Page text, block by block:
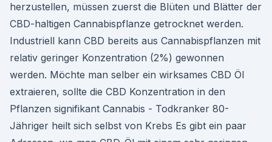
herzustellen, müssen zuerst die Blüten und Blätter der
CBD-haltigen Cannabispflanze getrocknet werden.
Industriell kann CBD bereits aus Cannabispflanzen mit
relativ geringer Konzentration (2%) gewonnen
werden. Möchte man selber ein wirksames CBD Öl
extraieren, sollte die CBD Konzentration in den
Pflanzen signifikant Cannabis - Todkranker 80-
Jähriger heilt sich selbst von Krebs Es gibt ein paar